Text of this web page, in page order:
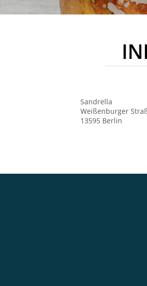
Sandrella
Weißenburger
13595 Berlin